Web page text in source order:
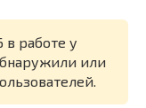
в работе у
или